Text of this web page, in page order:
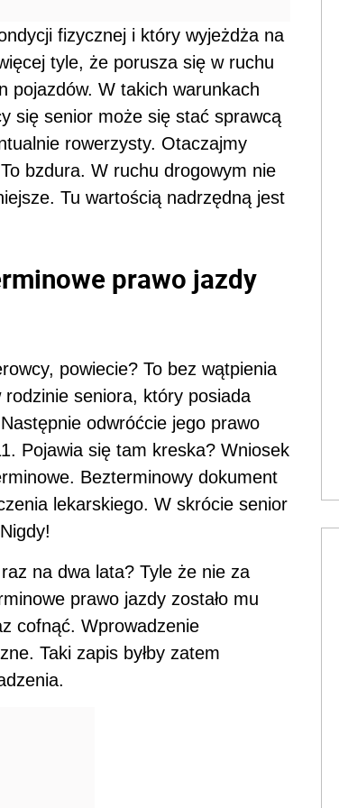
fizycznej i który wyjeżdża na
tyle, że porusza się w ruchu
pojazdów. W takich warunkach
się senior może się stać sprawcą
rowerzysty. Otaczajmy
bzdura. W ruchu drogowym nie
Tu wartością nadrzędną jest
prawo jazdy
powiecie? To bez wątpienia
rodzinie seniora, który posiada
odwróćcie jego prawo
Pojawia się tam kreska? Wniosek
Bezterminowy dokument
lekarskiego. W skrócie senior
na dwa lata? Tyle że nie za
prawo jazdy zostało mu
cofnąć. Wprowadzenie
Taki zapis byłby zatem